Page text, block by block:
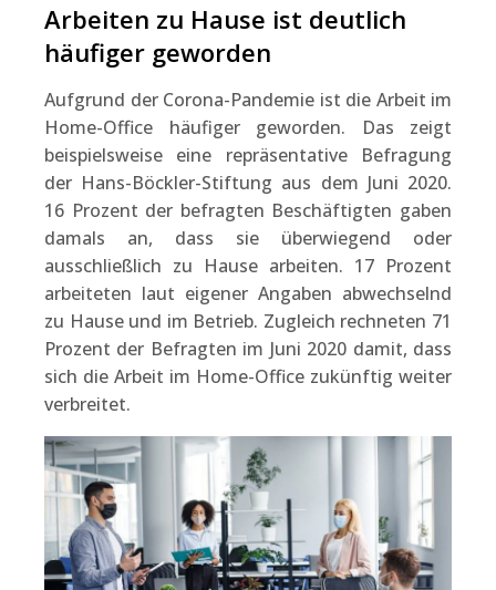
Arbeiten zu Hause ist deutlich
häufiger geworden
Aufgrund der Corona-Pandemie ist die Arbeit im
Home-Office häufiger geworden. Das zeigt
beispielsweise eine repräsentative Befragung
der Hans-Böckler-Stiftung aus dem Juni 2020.
16 Prozent der befragten Beschäftigten gaben
damals an, dass sie überwiegend oder
ausschließlich zu Hause arbeiten. 17 Prozent
arbeiteten laut eigener Angaben abwechselnd
zu Hause und im Betrieb. Zugleich rechneten 71
Prozent der Befragten im Juni 2020 damit, dass
sich die Arbeit im Home-Office zukünftig weiter
verbreitet.